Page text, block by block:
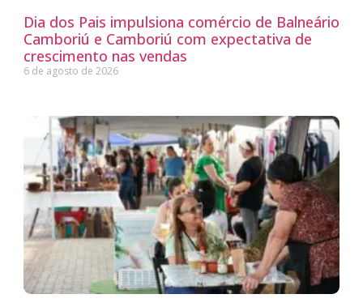
Dia dos Pais impulsiona comércio de Balneário
Camboriú e Camboriú com expectativa de
crescimento nas vendas
6 de agosto de 2026